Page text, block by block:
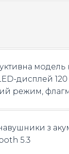
модель
дисплей
режим,
з
5.3